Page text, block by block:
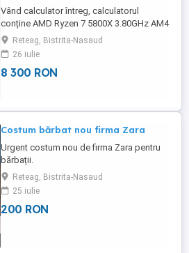
Vând calculator întreg, calculatorul
conține AMD Ryzen 7 5800X 3.80GHz AM4
Placa video Saphire RX7900XT 20GB
GIGABYTE B550M DS3H SSD Gigabyte
AORUS 7300 SSD, 1TB, M.2 Sursa
Segotep 800W 80+ Gold Memorii Corsair
gaming LED ...
Reteag, Bistrita-Nasaud
26 iulie
8 300 RON
Costum bărbat nou firma Zara
Urgent costum nou de firma Zara pentru
bărbații.
Reteag, Bistrita-Nasaud
25 iulie
200 RON